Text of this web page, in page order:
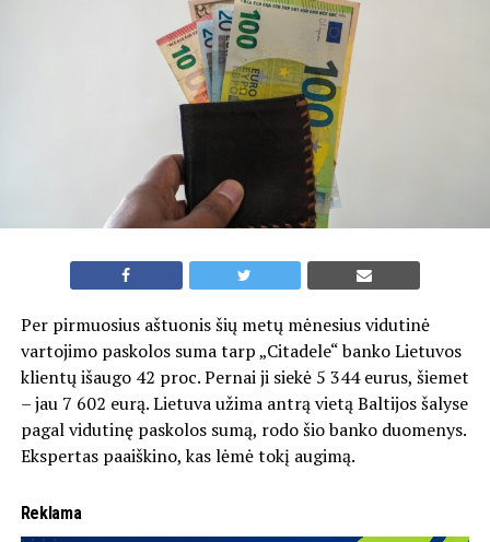
Per pirmuosius aštuonis šių metų mėnesius vidutinė
vartojimo paskolos suma tarp „Citadele“ banko Lietuvos
klientų išaugo 42 proc. Pernai ji siekė 5 344 eurus, šiemet
– jau 7 602 eurą. Lietuva užima antrą vietą Baltijos šalyse
pagal vidutinę paskolos sumą, rodo šio banko duomenys.
Ekspertas paaiškino, kas lėmė tokį augimą.
Reklama